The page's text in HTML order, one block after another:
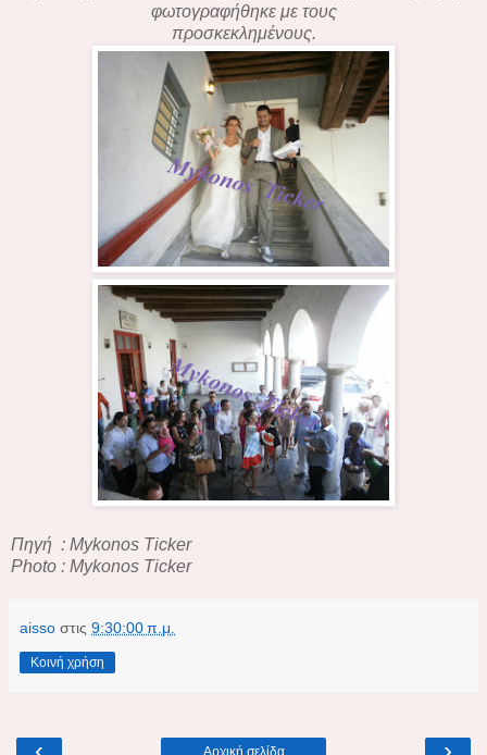
φωτογραφήθηκε με τους
προσκεκλημένους.
Πηγή : Mykonos Ticker
Photo : Mykonos Ticker
aisso στις 9:30:00 π.μ.
Κοινή χρήση
Αρχική σελίδα